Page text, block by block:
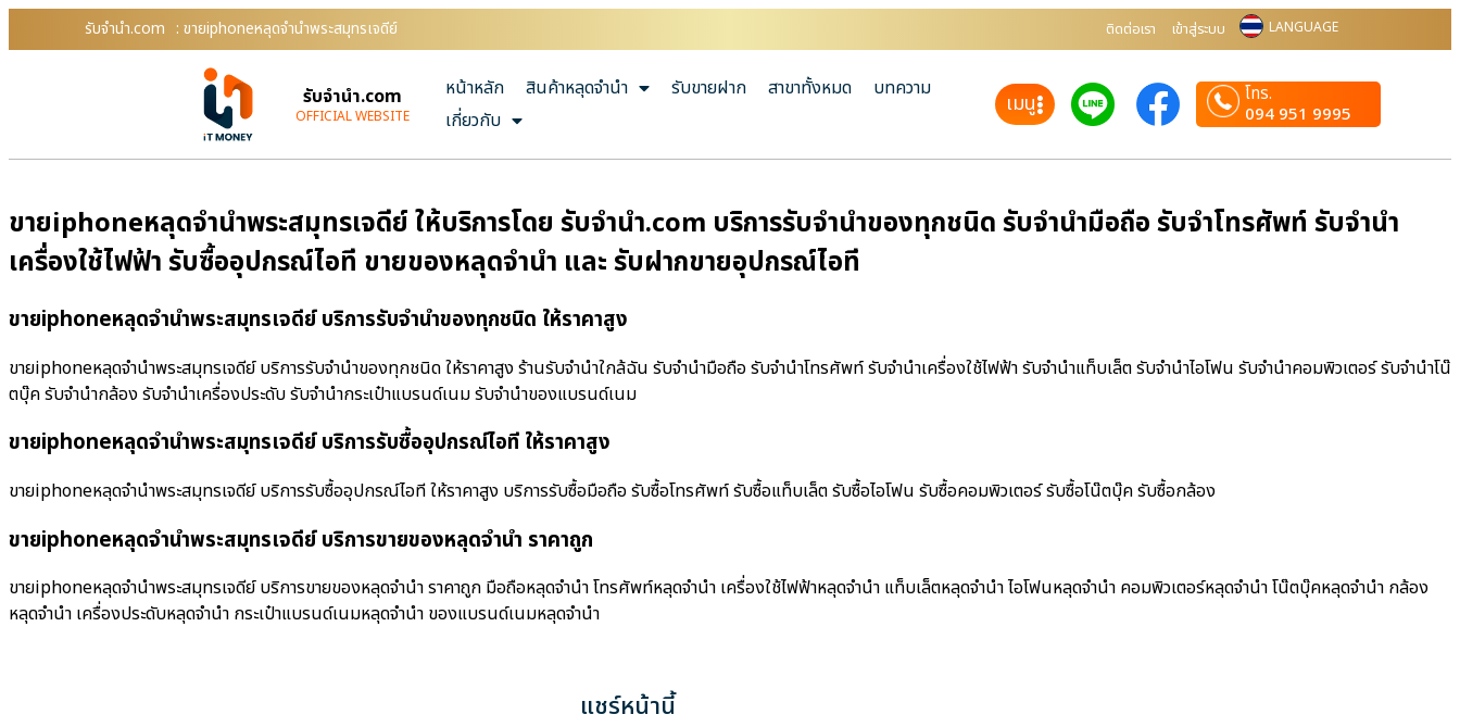
รับจํานํา.com : ขายiphoneหลุดจำนำพระสมุทรเจดีย์ ติดต่อเรา เข้าสู่ระบบ LANGUAGE
รับจํานํา.com
OFFICIAL WEBSITE
หน้าหลัก สินค้าหลุดจำนำ รับขายฝาก สาขาทั้งหมด
บทความ
เกี่ยวกับ
เมนู
โทร.
094 951 9995
ขายiphoneหลุดจำนำพระสมุทรเจดีย์ ให้บริการโดย รับจํานํา.com บริการรับจำนำของทุกชนิด รับจำนำมือถือ รับจำโทรศัพท์ รับจำนำ
เครื่องใช้ไฟฟ้า รับซื้ออุปกรณ์ไอที ขายของหลุดจำนำ และ รับฝากขายอุปกรณ์ไอที
ขายiphoneหลุดจำนำพระสมุทรเจดีย์ บริการรับจำนำของทุกชนิด ให้ราคาสูง
ขายiphoneหลุดจำนำพระสมุทรเจดีย์ บริการรับจำนำของทุกชนิด ให้ราคาสูง ร้านรับจํานําใกล้ฉัน รับจำนำมือถือ รับจำนำโทรศัพท์ รับจำนำเครื่องใช้ไฟฟ้า รับจำนำแท็บเล็ต รับจำนำไอโฟน รับจำนำคอมพิวเตอร์ รับจำนำโน๊
ตบุ๊ค รับจำนำกล้อง รับจำนำเครื่องประดับ รับจำนำกระเป๋าแบรนด์เนม รับจำนำของแบรนด์เนม
ขายiphoneหลุดจำนำพระสมุทรเจดีย์ บริการรับซื้ออุปกรณ์ไอที ให้ราคาสูง
ขายiphoneหลุดจำนำพระสมุทรเจดีย์ บริการรับซื้ออุปกรณ์ไอที ให้ราคาสูง บริการรับซื้อมือถือ รับซื้อโทรศัพท์ รับซื้อแท็บเล็ต รับซื้อไอโฟน รับซื้อคอมพิวเตอร์ รับซื้อโน๊ตบุ๊ค รับซื้อกล้อง
ขายiphoneหลุดจำนำพระสมุทรเจดีย์ บริการขายของหลุดจำนำ ราคาถูก
ขายiphoneหลุดจำนำพระสมุทรเจดีย์ บริการขายของหลุดจำนำ ราคาถูก มือถือหลุดจำนำ โทรศัพท์หลุดจำนำ เครื่องใช้ไฟฟ้าหลุดจำนำ แท็บเล็ตหลุดจำนำ ไอโฟนหลุดจำนำ คอมพิวเตอร์หลุดจำนำ โน๊ตบุ๊คหลุดจำนำ กล้อง
หลุดจำนำ เครื่องประดับหลุดจำนำ กระเป๋าแบรนด์เนมหลุดจำนำ ของแบรนด์เนมหลุดจำนำ
แชร์หน้านี้